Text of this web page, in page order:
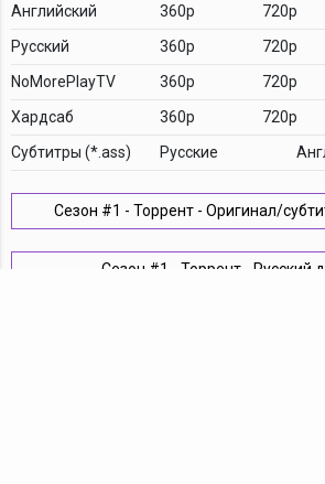
Английский 360p 720p
Русский
360p 720p
NoMorePlayTV
360p 720p
Хардсаб
360p 720p
Cубтитры (*.ass)
Русские
Сезон #1 - Торрент - Оригинал/
Сезон #1 - Торрент - Русский